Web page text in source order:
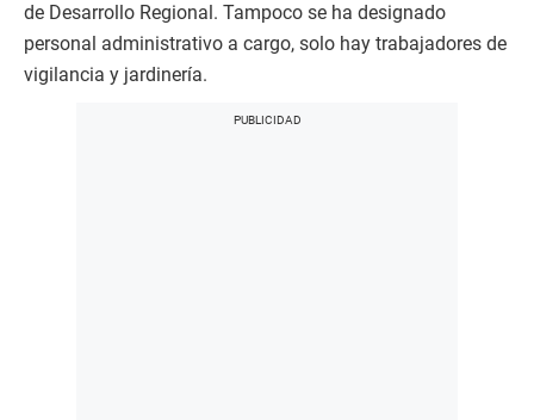
de Desarrollo Regional. Tampoco se ha designado
personal administrativo a cargo, solo hay trabajadores de
vigilancia y jardinería.